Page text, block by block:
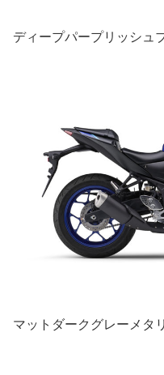
ディープパープリッシュ
マットダークグレーメタ